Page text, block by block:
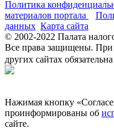
Политика
материалов портала
данных Карта сайта
© 2002-2022 Палата
Все права защищены. При
других сайтах
Нажимая кнопку
проинформированы об
сайте.